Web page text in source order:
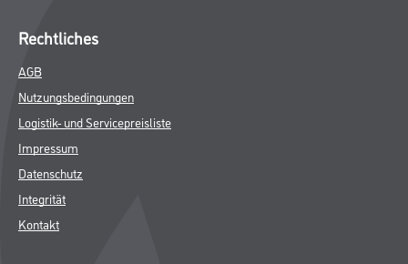
Rechtliches
AGB
Nutzungsbedingungen
Logistik- und Servicepreisliste
Impressum
Datenschutz
Integrität
Kontakt